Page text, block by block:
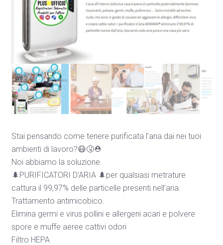
Stai pensando come tenere purificata l’aria dai nei tuoi
ambienti di lavoro?😷🤧⛑️
Noi abbiamo la soluzione.
🌲 PURIFICATORI D’ARIA 🌲 per qualsiasi metrature
cattura il 99,97% delle particelle presenti nell’aria.
Trattamento antimicobico.
Elimina germi e virus pollini e allergeni acari e polvere
spore e muffe aeree cattivi odori
Filtro HEPA